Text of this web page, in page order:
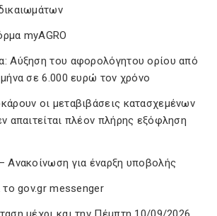
myAGRO
Αύξηση του αφορολόγητου ορίου από
σε 6.000 ευρώ τον χρόνο
οι μεταβιβάσεις κατασχεμένων
απαιτείται πλέον πλήρης εξόφληση
Ανακοίνωση για έναρξη υποβολής
το gov.gr messenger